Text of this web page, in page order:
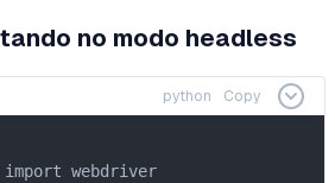
no modo headless
python Copy
import webdriver